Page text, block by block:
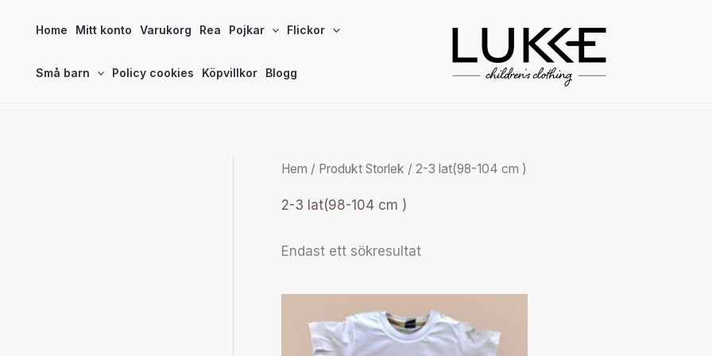
Home Mitt konto Varukorg Rea Pojkar Flickor
Små barn Policy cookies Köpvillkor Blogg
Hem / Produkt Storlek / 2-3 lat(98-104 cm )
2-3 lat(98-104 cm )
Endast ett sökresultat
här